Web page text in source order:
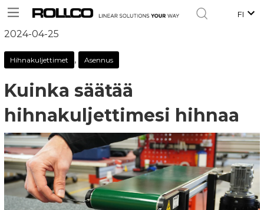
FI
2024-04-25
Hihnakuljettimet , Asennus
Kuinka säätää
hihnakuljettimesi hihnaa